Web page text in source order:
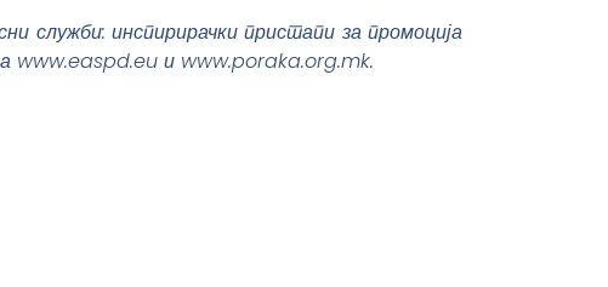
служби: инспирирачки пристапи за промоција
www.easpd.eu и www.poraka.org.mk.